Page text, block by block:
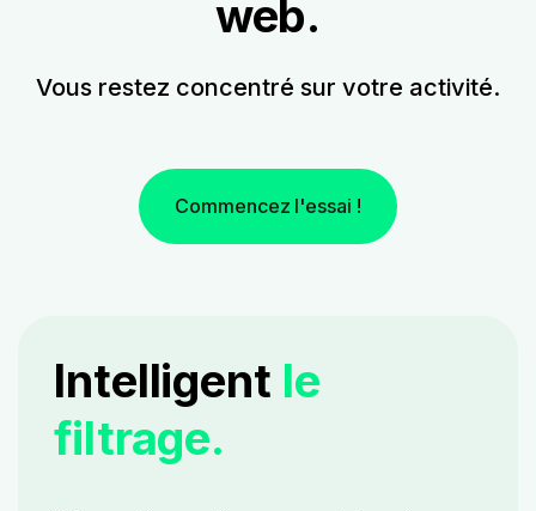
web.
Vous restez concentré sur votre activité.
Commencez l'essai !
Intelligent le
filtrage.